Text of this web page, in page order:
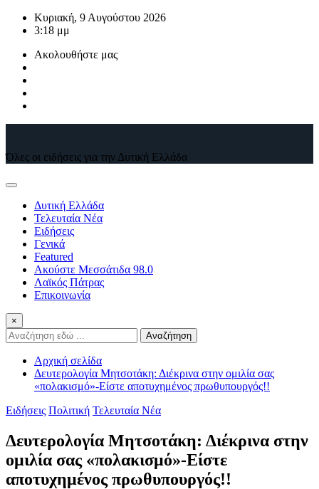
ΜετάβασηΚυριακή, 9 Αυγούστου 2026
3:18 μμ
Ακολουθήστε μας
Όλες οι ειδήσεις για την Δυτική Ελλάδα
Δυτική Ελλάδα
Τελευταία Νέα
Ειδήσεις
Γενικά
Featured
Ακούστε Μεσσάτιδα 98.0
Λαϊκός Πάτρας
Επικοινωνία
×
Αναζήτηση
Αρχική σελίδα
Δευτερολογία Μητσοτάκη: Διέκρινα στην ομιλία σας
«πολακισμό»-Είστε αποτυχημένος πρωθυπουργός!!
Ειδήσεις Πολιτική Τελευταία Νέα
Δευτερολογία Μητσοτάκη: Διέκρινα στην
ομιλία σας «πολακισμό»-Είστε
αποτυχημένος πρωθυπουργός!!